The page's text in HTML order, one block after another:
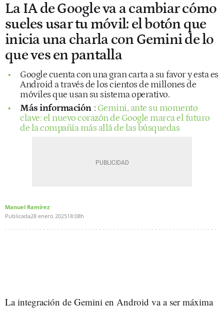
La IA de Google va a cambiar cómo
sueles usar tu móvil: el botón que
inicia una charla con Gemini de lo
que ves en pantalla
Google cuenta con una gran carta a su favor y esta es
Android a través de los cientos de millones de
móviles que usan su sistema operativo.
Más información : Gemini, ante su momento
clave: el nuevo corazón de Google marca el futuro
de la compañía más allá de las búsquedas
Manuel Ramírez
Publicada28 enero 202518:08h
La integración de Gemini en Android va a ser máxima